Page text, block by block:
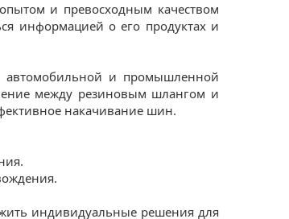
и превосходным качеством
информацией о его продуктах и
автомобильной и промышленной
между резиновым шлангом и
накачивание шин.
индивидуальные решения для